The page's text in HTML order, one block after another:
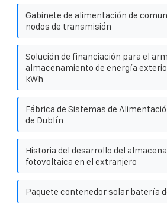
Gabinete de alimentación de
nodos de transmisión
Solución de financiación para el
almacenamiento de energía
kWh
Fábrica de Sistemas de
de Dublín
Historia del desarrollo del
fotovoltaica en el extranjero
Paquete contenedor solar batería